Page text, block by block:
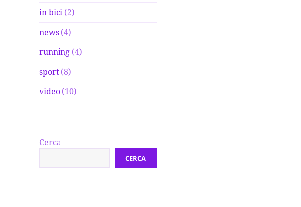
in bici (2)
news (4)
running (4)
sport (8)
video (10)
Cerca
CERCA